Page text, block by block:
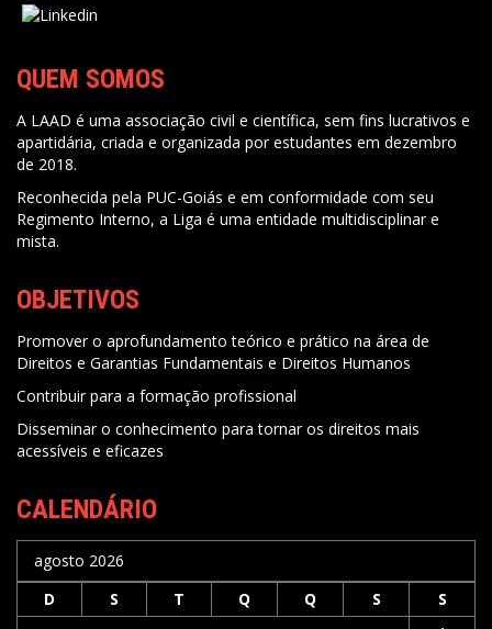
QUEM SOMOS
A LAAD é uma associação civil e científica, sem fins lucrativos e
apartidária, criada e organizada por estudantes em dezembro
de 2018.
Reconhecida pela PUC-Goiás e em conformidade com seu
Regimento Interno, a Liga é uma entidade multidisciplinar e
mista.
OBJETIVOS
Promover o aprofundamento teórico e prático na área de
Direitos e Garantias Fundamentais e Direitos Humanos
Contribuir para a formação profissional
Disseminar o conhecimento para tornar os direitos mais
acessíveis e eficazes
CALENDÁRIO
agosto 2026
D
S T Q Q S
S